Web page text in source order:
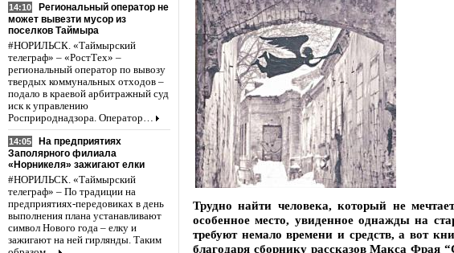
14:10
Региональный оператор не
может вывезти мусор из
поселков Таймыра
#НОРИЛЬСК. «Таймырский
телеграф» – «РостТех» –
региональный оператор по вывозу
твердых коммунальных отходов –
подало в краевой арбитражный суд
иск к управлению
Росприроднадзора. Оператор…
14:05
На предприятиях
Заполярного филиала
«Норникеля» зажигают елки
#НОРИЛЬСК. «Таймырский
телеграф» – По традиции на
предприятиях-передовиках в день
выполнения плана устанавливают
символ Нового года – елку и
зажигают на ней гирлянды. Таким
Трудно найти человека, который не
особенное место, увиденное однажды на
требуют немало времени и средств, а вот
благодаря сборнику рассказов Макса Фрая